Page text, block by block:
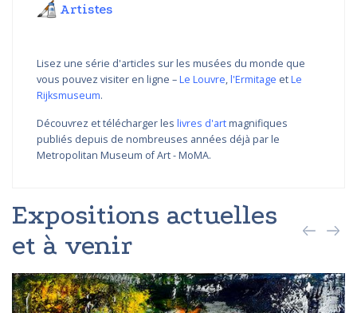
Artistes
Lisez une série d'articles sur les musées du monde que
vous pouvez visiter en ligne –Le Louvre,l'Ermitage etLe
Rijksmuseum.
Découvrez et télécharger les livres d'artmagnifiques
publiés depuis de nombreuses années déjà par le
Metropolitan Museum of Art - MoMA.
Expositions actuelles
et à venir